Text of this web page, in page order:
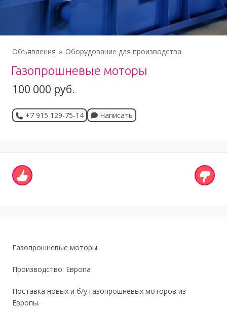
Объявления Оборудование для производства
Газопрошневые моторы
100 000 руб.
+7 915 129-75-14 Написать
Газопрошневые моторы.
Производство: Европа
Поставка новых и б/у газопрошневых моторов из
Европы.